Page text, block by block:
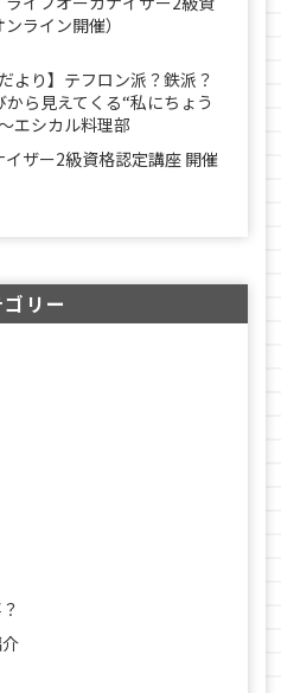
ライン開催）
より】テフロン派？鉄派？
ら見えてくる“私にちょう
エシカル料理部
ザー2級資格認定講座 開催
リー